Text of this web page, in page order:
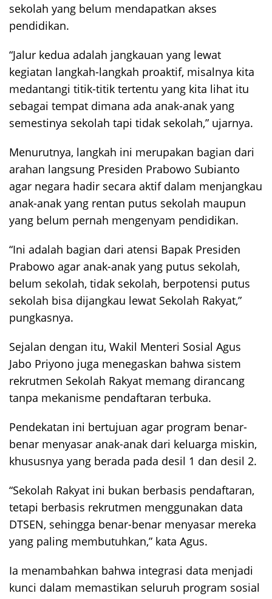
sekolah yang belum mendapatkan akses
pendidikan.
“Jalur kedua adalah jangkauan yang lewat
kegiatan langkah-langkah proaktif, misalnya kita
medantangi titik-titik tertentu yang kita lihat itu
sebagai tempat dimana ada anak-anak yang
semestinya sekolah tapi tidak sekolah,” ujarnya.
Menurutnya, langkah ini merupakan bagian dari
arahan langsung Presiden Prabowo Subianto
agar negara hadir secara aktif dalam menjangkau
anak-anak yang rentan putus sekolah maupun
yang belum pernah mengenyam pendidikan.
“Ini adalah bagian dari atensi Bapak Presiden
Prabowo agar anak-anak yang putus sekolah,
belum sekolah, tidak sekolah, berpotensi putus
sekolah bisa dijangkau lewat Sekolah Rakyat,”
pungkasnya.
Sejalan dengan itu, Wakil Menteri Sosial Agus
Jabo Priyono juga menegaskan bahwa sistem
rekrutmen Sekolah Rakyat memang dirancang
tanpa mekanisme pendaftaran terbuka.
Pendekatan ini bertujuan agar program benar-
benar menyasar anak-anak dari keluarga miskin,
khususnya yang berada pada desil 1 dan desil 2.
“Sekolah Rakyat ini bukan berbasis pendaftaran,
tetapi berbasis rekrutmen menggunakan data
DTSEN, sehingga benar-benar menyasar mereka
yang paling membutuhkan,” kata Agus.
Ia menambahkan bahwa integrasi data menjadi
kunci dalam memastikan seluruh program sosial